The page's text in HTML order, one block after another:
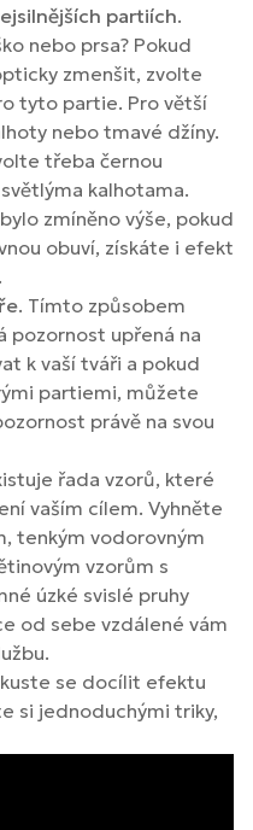
partiích.
nebo prsa? Pokud
zmenšit, zvolte
tyto partie. Pro větší
nebo tmavé džíny.
třeba černou
kalhotama.
zmíněno výše, pokud
obuví, získáte i efekt
. Tímto způsobem
pozornost upřená na
k vaší tváři a pokud
partiemi, můžete
právě na svou
řada vzorů, které
vaším cílem. Vyhněte
tenkým vodorovným
vzorům s
úzké svislé pruhy
od sebe vzdálené vám
se docílit efektu
si jednoduchými triky,